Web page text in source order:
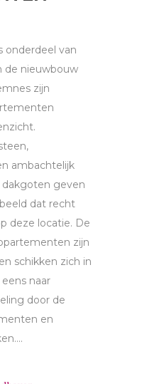
onderdeel van
de nieuwbouw
zijn
ambachtelijk
dakgoten geven
dat recht
deze locatie. De
zijn
schikken zich in
naar
door de
en